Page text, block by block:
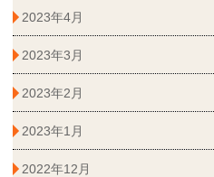
2023年4月
2023年3月
2023年2月
2023年1月
2022年12月